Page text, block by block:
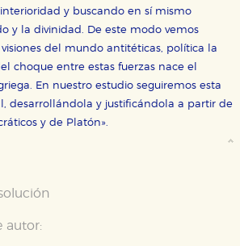
y buscando en sí mismo
y la divinidad. De este modo vemos
del mundo antitéticas, política la
choque entre estas fuerzas nace el
En nuestro estudio seguiremos esta
desarrollándola y justificándola a partir de
y de Platón».
autor: